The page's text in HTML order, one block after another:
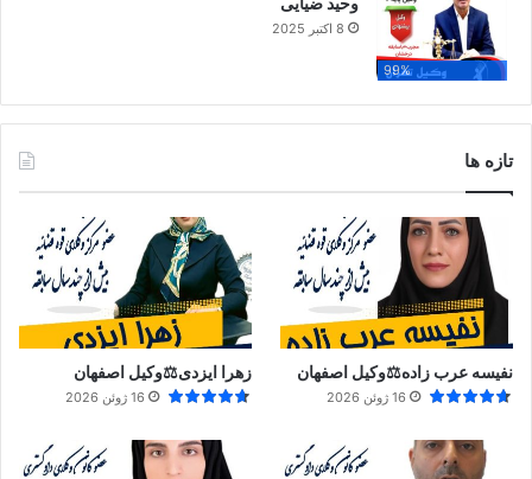
99%
8 اکتبر 2025
تازه ها
نفیسه عرب زاده⚖️وکیل اصفهان
16 ژوئن 2026
زهرا ایزدی⚖️وکیل اصفهان
16 ژوئن 2026